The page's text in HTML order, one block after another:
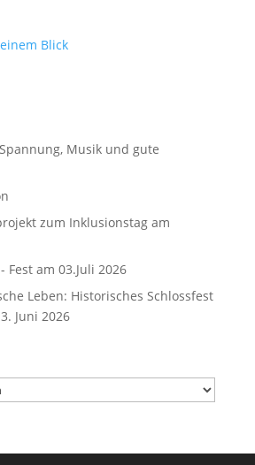
Blick
Musik und gute
zum Inklusionstag am
Fest am 03.Juli 2026
Leben: Historisches Schlossfest
Juni 2026